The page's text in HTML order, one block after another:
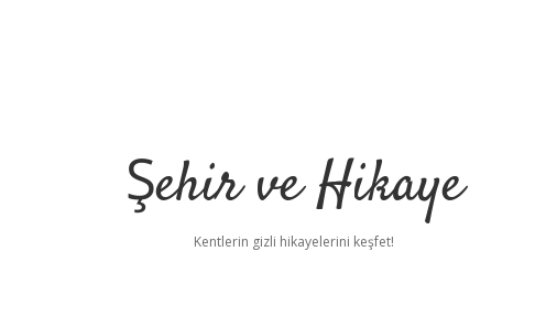
Şehir ve Hikaye
Kentlerin gizli hikayelerini keşfet!